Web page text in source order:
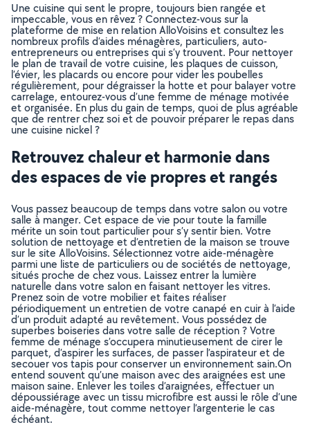
Une cuisine qui sent le propre, toujours bien rangée et
impeccable, vous en rêvez ? Connectez-vous sur la
plateforme de mise en relation AlloVoisins et consultez les
nombreux profils d’aides ménagères, particuliers, auto-
entrepreneurs ou entreprises qui s’y trouvent. Pour nettoyer
le plan de travail de votre cuisine, les plaques de cuisson,
l’évier, les placards ou encore pour vider les poubelles
régulièrement, pour dégraisser la hotte et pour balayer votre
carrelage, entourez-vous d’une femme de ménage motivée
et organisée. En plus du gain de temps, quoi de plus agréable
que de rentrer chez soi et de pouvoir préparer le repas dans
une cuisine nickel ?
Retrouvez chaleur et harmonie dans
des espaces de vie propres et rangés
Vous passez beaucoup de temps dans votre salon ou votre
salle à manger. Cet espace de vie pour toute la famille
mérite un soin tout particulier pour s’y sentir bien. Votre
solution de nettoyage et d’entretien de la maison se trouve
sur le site AlloVoisins. Sélectionnez votre aide-ménagère
parmi une liste de particuliers ou de sociétés de nettoyage,
situés proche de chez vous. Laissez entrer la lumière
naturelle dans votre salon en faisant nettoyer les vitres.
Prenez soin de votre mobilier et faites réaliser
périodiquement un entretien de votre canapé en cuir à l’aide
d’un produit adapté au revêtement. Vous possédez de
superbes boiseries dans votre salle de réception ? Votre
femme de ménage s’occupera minutieusement de cirer le
parquet, d’aspirer les surfaces, de passer l’aspirateur et de
secouer vos tapis pour conserver un environnement sain.On
entend souvent qu’une maison avec des araignées est une
maison saine. Enlever les toiles d’araignées, effectuer un
dépoussiérage avec un tissu microfibre est aussi le rôle d’une
aide-ménagère, tout comme nettoyer l’argenterie le cas
échéant.